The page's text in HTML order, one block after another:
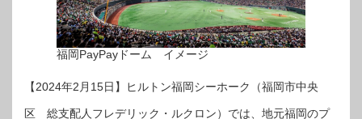
福岡PayPayドーム イメージ
【2024年2月15日】ヒルトン福岡シーホーク（福岡市中央
区 総支配人フレデリック・ルクロン）では、地元福岡のプ